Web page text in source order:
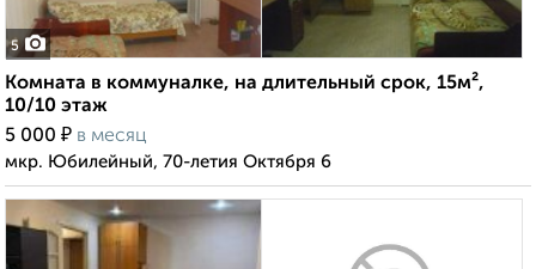
5
Комната в коммуналке, на длительный срок, 15м²,
10/10 этаж
5 000 ₽ в месяц
мкр. Юбилейный, 70-летия Октября 6